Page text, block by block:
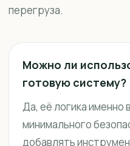
перегруза.
Можно ли
готовую систему?
Да, её логика именно
минимального
добавлять